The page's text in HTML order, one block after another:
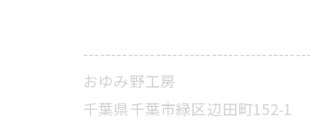
おゆみ野工房
千葉県千葉市緑区辺田町152-1